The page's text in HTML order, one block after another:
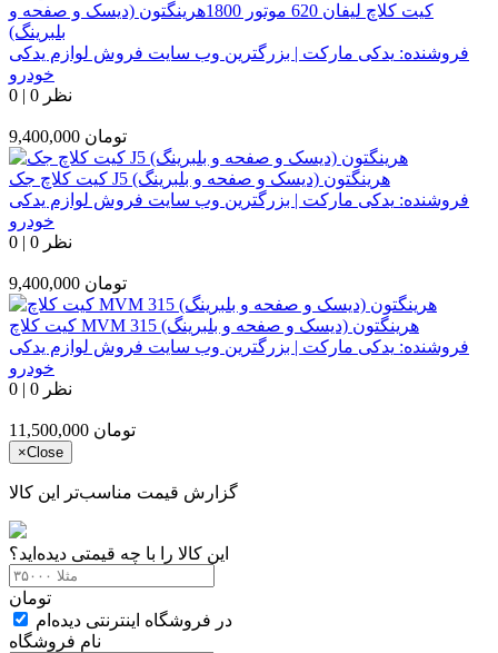
کیت کلاچ لیفان 620 موتور 1800هرینگتون (دیسک و صفحه و
بلبرینگ)
فروشنده: یدکی مارکت | بزرگترین وب سایت فروش لوازم یدکی
خودرو
0 | 0 نظر
9,400,000 تومان
کیت کلاچ جک J5 هرینگتون (دیسک و صفحه و بلبرینگ)
فروشنده: یدکی مارکت | بزرگترین وب سایت فروش لوازم یدکی
خودرو
0 | 0 نظر
9,400,000 تومان
کیت کلاچ MVM 315 هرینگتون (دیسک و صفحه و بلبرینگ)
فروشنده: یدکی مارکت | بزرگترین وب سایت فروش لوازم یدکی
خودرو
0 | 0 نظر
11,500,000 تومان
×Close
گزارش قیمت مناسب‌تر این کالا
این کالا را با چه قیمتی دیده‌اید؟
تومان
در فروشگاه اینترنتی دیده‌ام
نام فروشگاه